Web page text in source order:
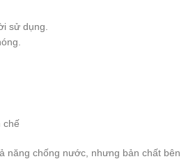
sử dụng.
chế
năng chống nước, nhưng bản chất bên